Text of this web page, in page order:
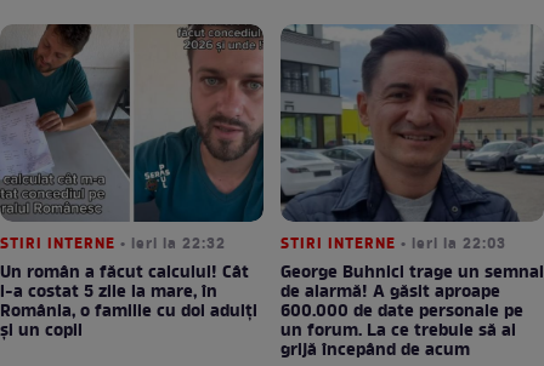
STIRI INTERNE • ieri la 22:32
Un român a făcut calculul! Cât
l-a costat 5 zile la mare, în
România, o familie cu doi adulți
și un copil
STIRI INTERNE • ieri la 22:03
George Buhnici trage un semnal
de alarmă! A găsit aproape
600.000 de date personale pe
un forum. La ce trebuie să ai
grijă începând de acum